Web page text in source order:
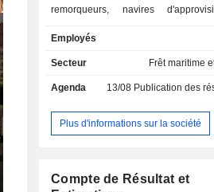
remorqueurs, navires
spécialisés). Par ailleurs, le groupe
prestations de services logistiques ; -
chantiers navals, de gestion
participations. La répartition géographique du
CA est la suivante : Danemark
Allemagne (2,9%), Brésil (2,8%),
Employés
Secteur Frêt maritime
Agenda 13/08 Publication des résultats
Plus d'informations sur la société
Compte de Résultat et